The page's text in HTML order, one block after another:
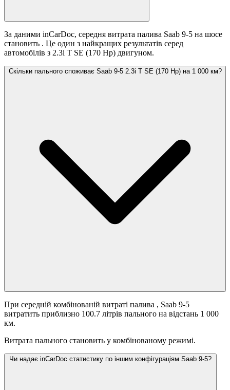
За даними inCarDoc, середня витрата палива Saab 9-5 на шосе
становить . Це один з найкращих результатів серед
автомобілів з 2.3i T SE (170 Hp) двигуном.
Скільки пального споживає Saab 9-5 2.3i T SE (170 Hp) на 1 000 км?
При середній комбінованій витраті палива , Saab 9-5
витратить приблизно 100.7 літрів пального на відстань 1 000
км.
Витрата пального становить у комбінованому режимі.
Чи надає inCarDoc статистику по іншим конфігураціям Saab 9-5?